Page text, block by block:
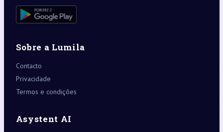
Sobre a Lumila
Contacto
Privacidade
Termos e condições
Asystent AI